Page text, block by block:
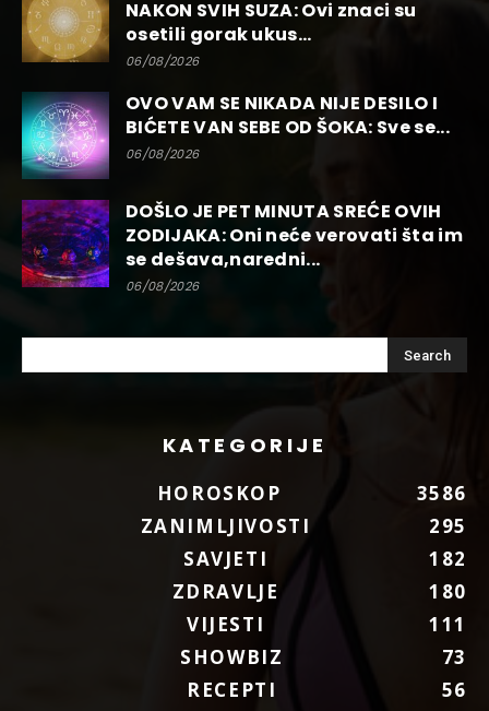
NAKON SVIH SUZA: Ovi znaci su
osetili gorak ukus...
06/08/2026
OVO VAM SE NIKADA NIJE DESILO I
BIĆETE VAN SEBE OD ŠOKA: Sve se...
06/08/2026
DOŠLO JE PET MINUTA SREĆE OVIH
ZODIJAKA: Oni neće verovati šta im
se dešava,naredni...
06/08/2026
KATEGORIJE
HOROSKOP
3586
ZANIMLJIVOSTI
295
SAVJETI
182
ZDRAVLJE
180
VIJESTI
111
SHOWBIZ
73
RECEPTI
56